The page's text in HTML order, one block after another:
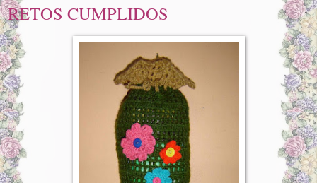
RETOS CUMPLIDOS